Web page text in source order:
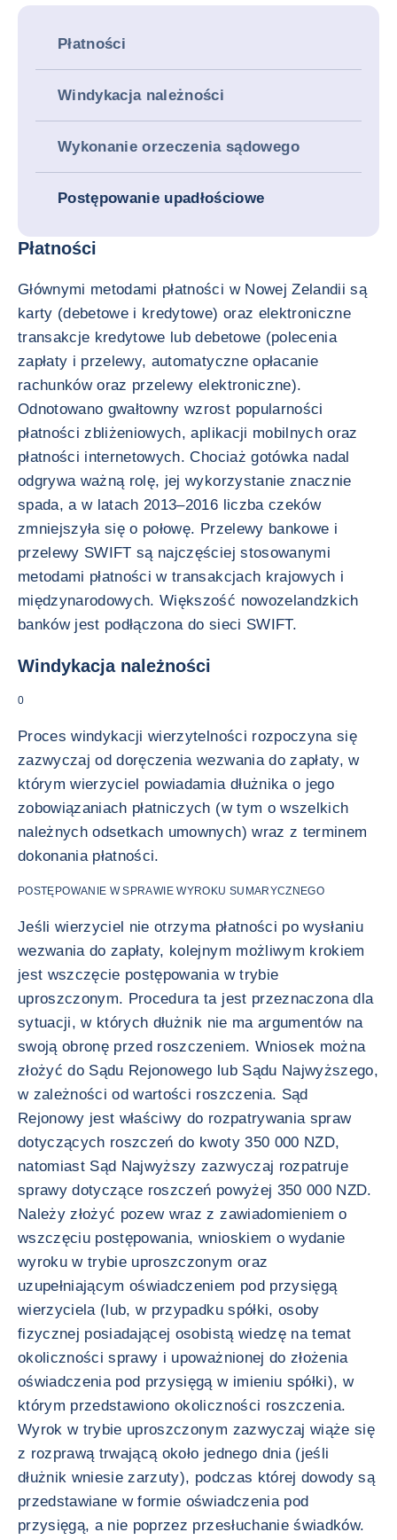
Płatności
Windykacja należności
Wykonanie orzeczenia sądowego
Postępowanie upadłościowe
Płatności
Głównymi metodami płatności w Nowej Zelandii są
karty (debetowe i kredytowe) oraz elektroniczne
transakcje kredytowe lub debetowe (polecenia
zapłaty i przelewy, automatyczne opłacanie
rachunków oraz przelewy elektroniczne).
Odnotowano gwałtowny wzrost popularności
płatności zbliżeniowych, aplikacji mobilnych oraz
płatności internetowych. Chociaż gotówka nadal
odgrywa ważną rolę, jej wykorzystanie znacznie
spada, a w latach 2013–2016 liczba czeków
zmniejszyła się o połowę. Przelewy bankowe i
przelewy SWIFT są najczęściej stosowanymi
metodami płatności w transakcjach krajowych i
międzynarodowych. Większość nowozelandzkich
banków jest podłączona do sieci SWIFT.
Windykacja należności
0
Proces windykacji wierzytelności rozpoczyna się
zazwyczaj od doręczenia wezwania do zapłaty, w
którym wierzyciel powiadamia dłużnika o jego
zobowiązaniach płatniczych (w tym o wszelkich
należnych odsetkach umownych) wraz z terminem
dokonania płatności.
POSTĘPOWANIE W SPRAWIE WYROKU SUMARYCZNEGO
Jeśli wierzyciel nie otrzyma płatności po wysłaniu
wezwania do zapłaty, kolejnym możliwym krokiem
jest wszczęcie postępowania w trybie
uproszczonym. Procedura ta jest przeznaczona dla
sytuacji, w których dłużnik nie ma argumentów na
swoją obronę przed roszczeniem. Wniosek można
złożyć do Sądu Rejonowego lub Sądu Najwyższego,
w zależności od wartości roszczenia. Sąd
Rejonowy jest właściwy do rozpatrywania spraw
dotyczących roszczeń do kwoty 350 000 NZD,
natomiast Sąd Najwyższy zazwyczaj rozpatruje
sprawy dotyczące roszczeń powyżej 350 000 NZD.
Należy złożyć pozew wraz z zawiadomieniem o
wszczęciu postępowania, wnioskiem o wydanie
wyroku w trybie uproszczonym oraz
uzupełniającym oświadczeniem pod przysięgą
wierzyciela (lub, w przypadku spółki, osoby
fizycznej posiadającej osobistą wiedzę na temat
okoliczności sprawy i upoważnionej do złożenia
oświadczenia pod przysięgą w imieniu spółki), w
którym przedstawiono okoliczności roszczenia.
Wyrok w trybie uproszczonym zazwyczaj wiąże się
z rozprawą trwającą około jednego dnia (jeśli
dłużnik wniesie zarzuty), podczas której dowody są
przedstawiane w formie oświadczenia pod
przysięgą, a nie poprzez przesłuchanie świadków.